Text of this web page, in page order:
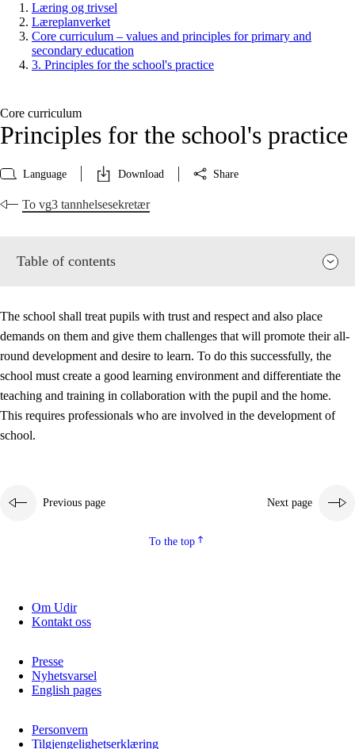
Læring og trivsel
Læreplanverket
Core curriculum – values and principles for primary and
secondary education
3. Principles for the school's practice
Core curriculum
Principles for the school's practice
Language Download Share
To vg3 tannhelsesekretær
Table of contents
3.2 Teaching and differentiated instruction
3.3 Cooperation between home and school
3.4
On-the-job training in a training establishment and
3.5 Professional environment and school development
The school shall treat pupils with trust and respect and also place
demands on them and give them challenges that will promote their all-
round development and desire to learn. To do this successfully, the
school must create a good learning environment and differentiate the
teaching and training in collaboration with the pupil and the home.
This requires professionals who are involved in the development of
school.
Previous page Next page
To the top
Om Udir
Kontakt oss
Presse
Nyhetsvarsel
English pages
Personvern
Tilgjengelighetserklæring